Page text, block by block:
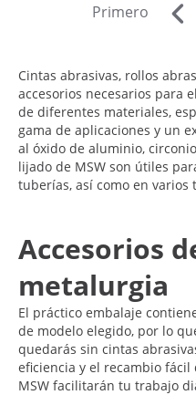
Primero
Cintas abrasivas, rollos
accesorios necesarios para
de diferentes materiales,
gama de aplicaciones y un
al óxido de aluminio,
lijado de MSW son útiles
tuberías, así como en varios
Accesorios
metalurgia
El práctico embalaje
de modelo elegido, por lo
quedarás sin cintas
eficiencia y el recambio fácil
MSW facilitarán tu trabajo